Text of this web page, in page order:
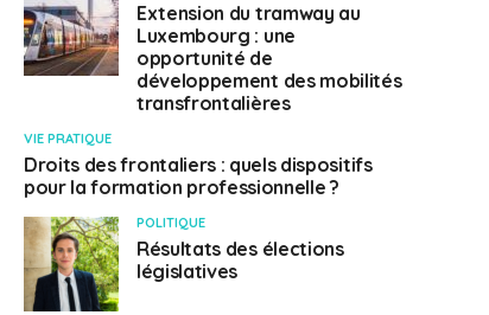
Extension du tramway au
Luxembourg : une
opportunité de
développement des mobilités
transfrontalières
VIE PRATIQUE
Droits des frontaliers : quels dispositifs
pour la formation professionnelle ?
POLITIQUE
Résultats des élections
législatives